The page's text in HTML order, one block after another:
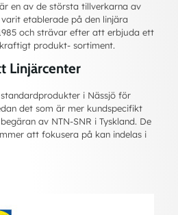
en av de största tillverkarna av
etablerade på den linjära
och strävar efter att erbjuda ett
produkt- sortiment.
Linjärcenter
i Nässjö för
det som är mer kundspecifikt
av NTN-SNR i Tyskland. De
att fokusera på kan indelas i